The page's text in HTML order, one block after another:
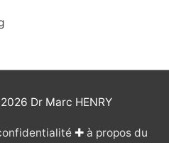
Dr Marc HENRY
✚ à propos du